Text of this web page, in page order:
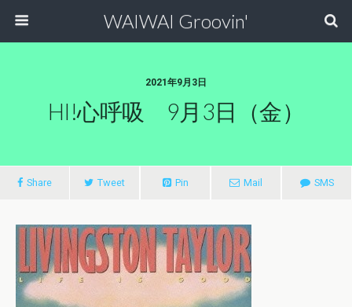
WAIWAI Groovin'
2021年9月3日
HI!心呼吸 9月3日（金）
Share Tweet Pin Mail SMS